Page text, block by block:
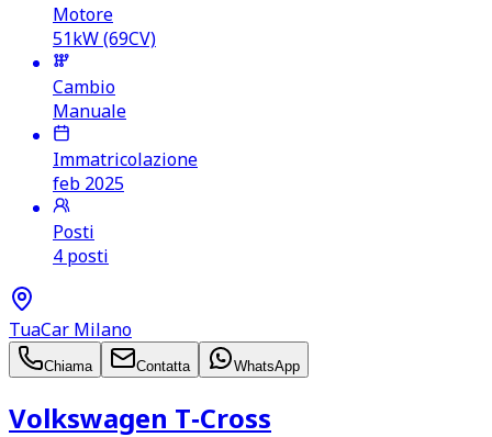
Motore
51kW (69CV)
Cambio
Manuale
Immatricolazione
feb 2025
Posti
4 posti
TuaCar Milano
Chiama Contatta WhatsApp
Volkswagen T‑Cross